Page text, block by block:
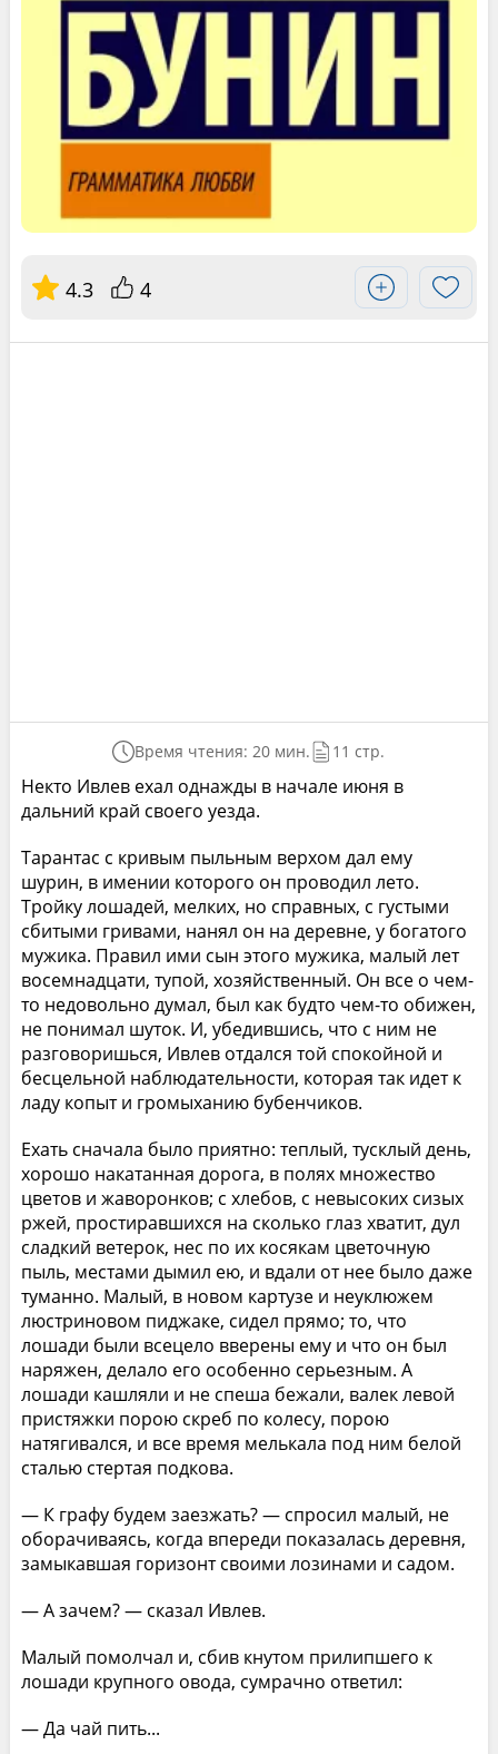
4.3 4
Время чтения: 20 мин. 11 стр.
Некто Ивлев ехал однажды в начале июня в
дальний край своего уезда.
Тарантас с кривым пыльным верхом дал ему
шурин, в имении которого он проводил лето.
Тройку лошадей, мелких, но справных, с густыми
сбитыми гривами, нанял он на деревне, у богатого
мужика. Правил ими сын этого мужика, малый лет
восемнадцати, тупой, хозяйственный. Он все о чем-
то недовольно думал, был как будто чем-то обижен,
не понимал шуток. И, убедившись, что с ним не
разговоришься, Ивлев отдался той спокойной и
бесцельной наблюдательности, которая так идет к
ладу копыт и громыханию бубенчиков.
Ехать сначала было приятно: теплый, тусклый день,
хорошо накатанная дорога, в полях множество
цветов и жаворонков; с хлебов, с невысоких сизых
ржей, простиравшихся на сколько глаз хватит, дул
сладкий ветерок, нес по их косякам цветочную
пыль, местами дымил ею, и вдали от нее было даже
туманно. Малый, в новом картузе и неуклюжем
люстриновом пиджаке, сидел прямо; то, что
лошади были всецело вверены ему и что он был
наряжен, делало его особенно серьезным. А
лошади кашляли и не спеша бежали, валек левой
пристяжки порою скреб по колесу, порою
натягивался, и все время мелькала под ним белой
сталью стертая подкова.
— К графу будем заезжать? — спросил малый, не
оборачиваясь, когда впереди показалась деревня,
замыкавшая горизонт своими лозинами и садом.
— А зачем? — сказал Ивлев.
Малый помолчал и, сбив кнутом прилипшего к
лошади крупного овода, сумрачно ответил:
— Да чай пить...